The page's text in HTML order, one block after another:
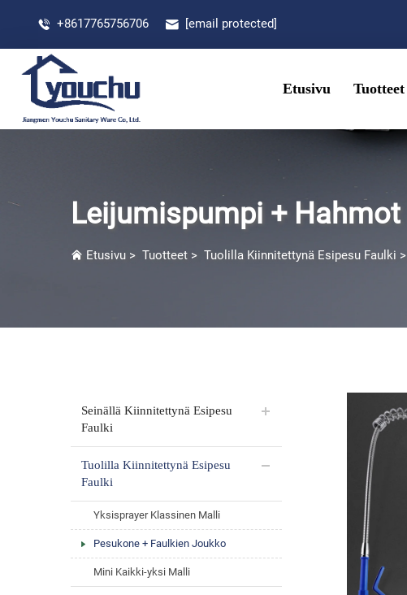
+8617765756706 [email protected]
Etusivu Tuotteet
Leijumispumpi + Hahmot
Etusivu > Tuotteet > Tuolilla Kiinnitettynä Esipesu Faulki >
Seinällä Kiinnitettynä Esipesu
Faulki
Tuolilla Kiinnitettynä Esipesu
Faulki
Yksisprayer Klassinen Malli
Pesukone + Faulkien Joukko
Mini Kaikki-yksi Malli